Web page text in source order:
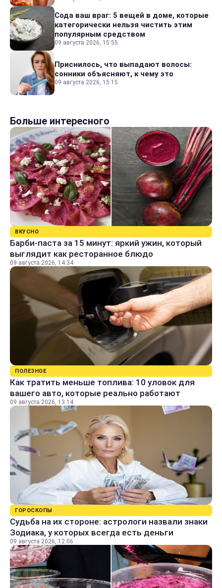
Сода ваш враг: 5 вещей в доме, которые
категорически нельзя чистить этим
популярным средством
09 августа 2026, 15:55
Приснилось, что выпадают волосы:
сонники объясняют, к чему это
09 августа 2026, 15:15
Больше интересного
ВКУСНО
Барби-паста за 15 минут: яркий ужин, который
выглядит как ресторанное блюдо
09 августа 2026, 14:34
ПОЛЕЗНОЕ
Как тратить меньше топлива: 10 уловок для
вашего авто, которые реально работают
09 августа 2026, 13:14
ГОРОСКОПЫ
Судьба на их стороне: астрологи назвали знаки
Зодиака, у которых всегда есть деньги
09 августа 2026, 12:06